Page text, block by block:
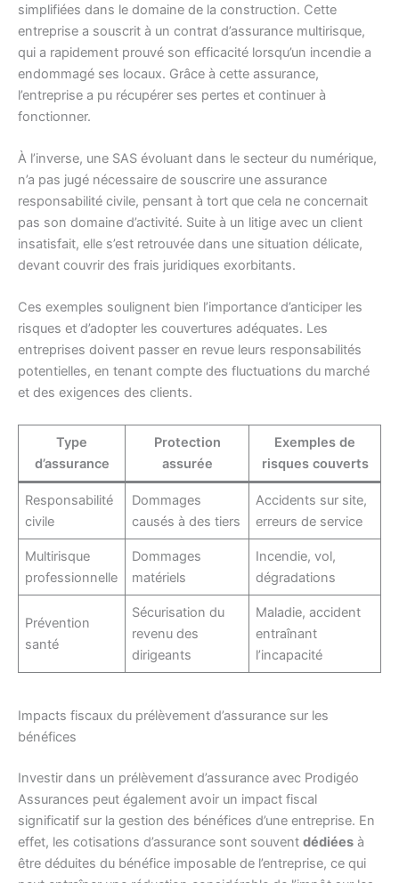
simplifiées dans le domaine de la construction. Cette
entreprise a souscrit à un contrat d’assurance multirisque,
qui a rapidement prouvé son efficacité lorsqu’un incendie a
endommagé ses locaux. Grâce à cette assurance,
l’entreprise a pu récupérer ses pertes et continuer à
fonctionner.
À l’inverse, une SAS évoluant dans le secteur du numérique,
n’a pas jugé nécessaire de souscrire une assurance
responsabilité civile, pensant à tort que cela ne concernait
pas son domaine d’activité. Suite à un litige avec un client
insatisfait, elle s’est retrouvée dans une situation délicate,
devant couvrir des frais juridiques exorbitants.
Ces exemples soulignent bien l’importance d’anticiper les
risques et d’adopter les couvertures adéquates. Les
entreprises doivent passer en revue leurs responsabilités
potentielles, en tenant compte des fluctuations du marché
et des exigences des clients.
Type
d’assurance
Protection
assurée
Exemples de
risques couverts
Responsabilité
civile
Dommages
causés à des tiers
Accidents sur site,
erreurs de service
Multirisque
professionnelle
Dommages
matériels
Incendie, vol,
dégradations
Prévention
santé
Sécurisation du
revenu des
dirigeants
Maladie, accident
entraînant
l’incapacité
Impacts fiscaux du prélèvement d’assurance sur les
bénéfices
Investir dans un prélèvement d’assurance avec Prodigéo
Assurances peut également avoir un impact fiscal
significatif sur la gestion des bénéfices d’une entreprise. En
effet, les cotisations d’assurance sont souvent dédiées à
être déduites du bénéfice imposable de l’entreprise, ce qui